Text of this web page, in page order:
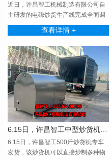
近日，许昌智工机械制造有限公司自
主研发的电磁炒货生产线完成全面调
试与质检，顺利装···
查看详情 +
6.15日，许昌智工500斤炒货机专车
发货，该炒货机可以直接炒制多种物